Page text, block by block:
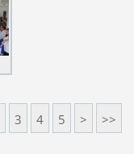
3 4 5 > >>